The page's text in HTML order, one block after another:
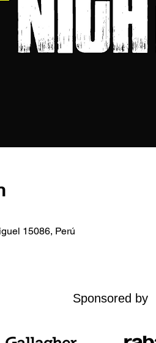
15086, Perú
Sponsored by